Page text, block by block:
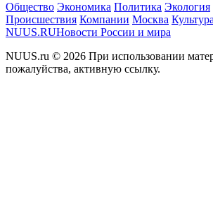
Общество Экономика Политика Экология
Происшествия Компании Москва
NUUS.RUНовости России и мира
NUUS.ru © 2026 При использовании
пожалуйства, активную ссылку.